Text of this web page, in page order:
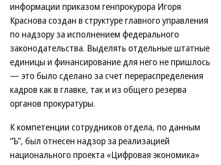
информации приказом генпрокурора Игоря
Краснова создан в структуре главного управления
по надзору за исполнением федерального
законодательства. Выделять отдельные штатные
единицы и финансирование для него не пришлось
— это было сделано за счет перераспределения
кадров как в главке, так и из общего резерва
органов прокуратуры.
К компетенции сотрудников отдела, по данным
“Ъ”, был отнесен надзор за реализацией
национального проекта «Цифровая экономика»